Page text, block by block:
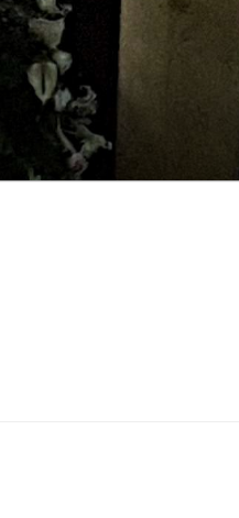
Saltar
contenido